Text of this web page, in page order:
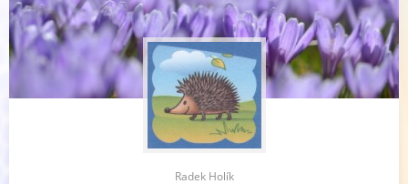
Radek Holík